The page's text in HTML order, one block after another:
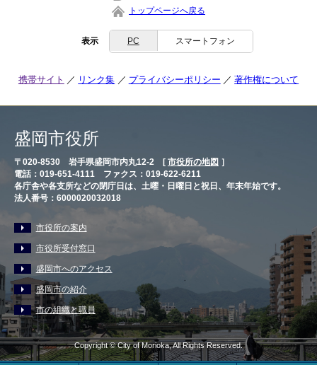
トップページへ戻る
表示 PC スマートフォン
携帯サイト リンク集 プライバシーポリシー 著作権について
盛岡市役所
〒020-8530 岩手県盛岡市内丸12-2 [ 市役所の地図 ］
電話：019-651-4111 ファクス：019-622-6211
各庁舎や各支所などの閉庁日は、土曜・日曜日と祝日、年末年始です。
法人番号：6000020032018
市役所の案内
市役所受付窓口
盛岡市へのアクセス
盛岡市の紹介
市の組織と職員
Copyright © City of Morioka, All Rights Reserved.